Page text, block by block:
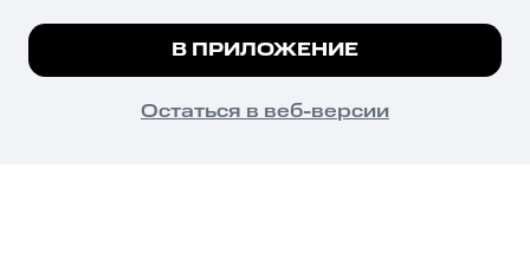
психотропных веществ, их аналогов причиняет вред здоровью,
их незаконный оборот запрещён и влечёт установленную
законодательством ответственность.
© 2026 ООО «КИОН».
Все права защищены
Мы используем куки, чтобы на сайте все
Подробнее
ПОНЯТНО
В ПРИЛОЖЕНИЕ
Остаться в веб-версии